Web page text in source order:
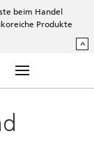
beim Handel
Produkte
^